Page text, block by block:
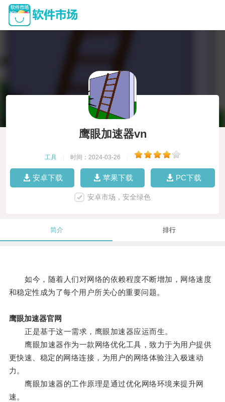
鹰眼加速器vn
工具 时间：2024-03-26
安卓下载 苹果下载 PC下载
安卓市场，安全绿色
简介 排行
如今，随着人们对网络的依赖程度不断增加，网络速度
和稳定性成为了每个用户所关心的重要问题。
鹰眼加速器官网
正是基于这一需求，鹰眼加速器应运而生。
鹰眼加速器作为一款网络优化工具，致力于为用户提供
更快速、稳定的网络连接，为用户的网络体验注入极速动
力。
鹰眼加速器的工作原理是通过优化网络环境来提升网
速。